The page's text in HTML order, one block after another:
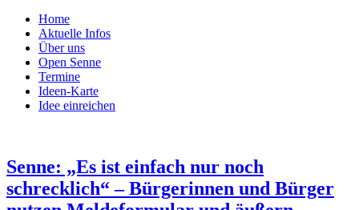
Home
Aktuelle Infos
Über uns
Open Senne
Termine
Ideen-Karte
Idee einreichen
Senne: „Es ist einfach nur noch
schrecklich“ – Bürgerinnen und Bürger